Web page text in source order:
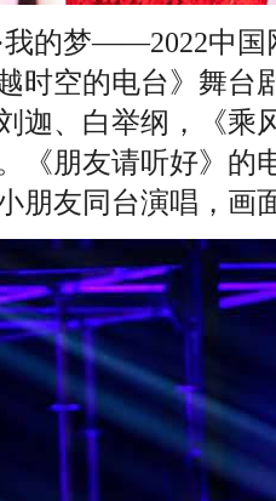
的梦——2022中国
时空的电台》舞台
迦、白举纲，《乘
《朋友请听好》的
朋友同台演唱，画